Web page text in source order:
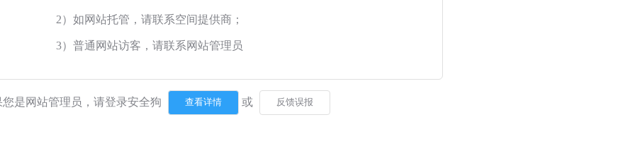
2）如网站托管，请联系空间提供商；
3）普通网站访客，请联系网站管理员
您是网站管理员，请登录安全狗 或